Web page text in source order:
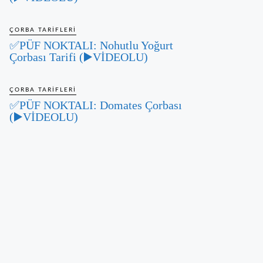
ÇORBA TARIFLERI
✅PÜF NOKTALI: Nohutlu Yoğurt
Çorbası Tarifi (▶️VİDEOLU)
ÇORBA TARIFLERI
✅PÜF NOKTALI: Domates Çorbası
(▶️VİDEOLU)